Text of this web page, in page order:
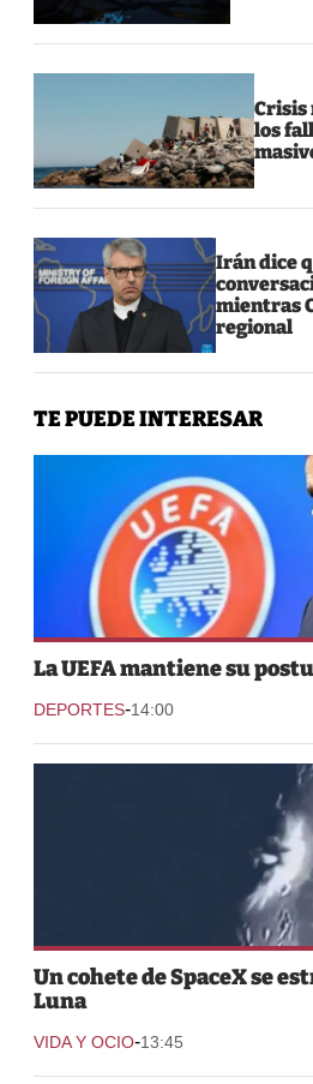
Crisis
los
Irán dice
mientras
regional
TE PUEDE INTERESAR
La UEFA mantiene su
DEPORTES-14:00
Un cohete de SpaceX se
Luna
VIDA Y OCIO-13:45